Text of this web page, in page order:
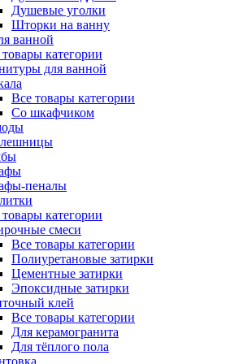
Душевые уголки
Шторки на ванну
ванной
категории
для ванной
Все товары категории
Со шкафчиком
пеналы
категории
смеси
Все товары категории
Полиуретановые затирки
Цементные затирки
Эпоксидные затирки
клей
Все товары категории
Для керамогранита
Для тёплого пола